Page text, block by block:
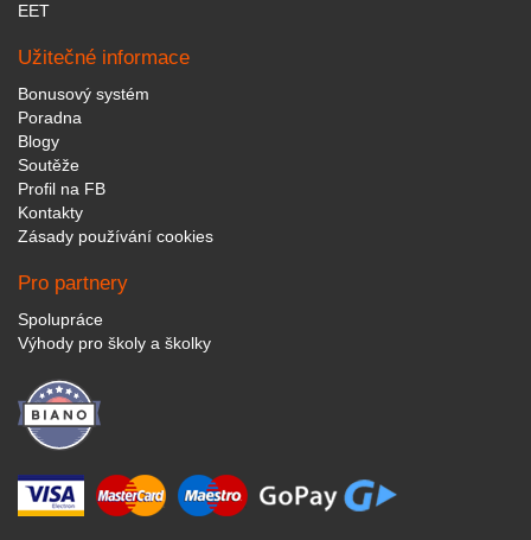
EET
Užitečné informace
Bonusový systém
Poradna
Blogy
Soutěže
Profil na FB
Kontakty
Zásady používání cookies
Pro partnery
Spolupráce
Výhody pro školy a školky